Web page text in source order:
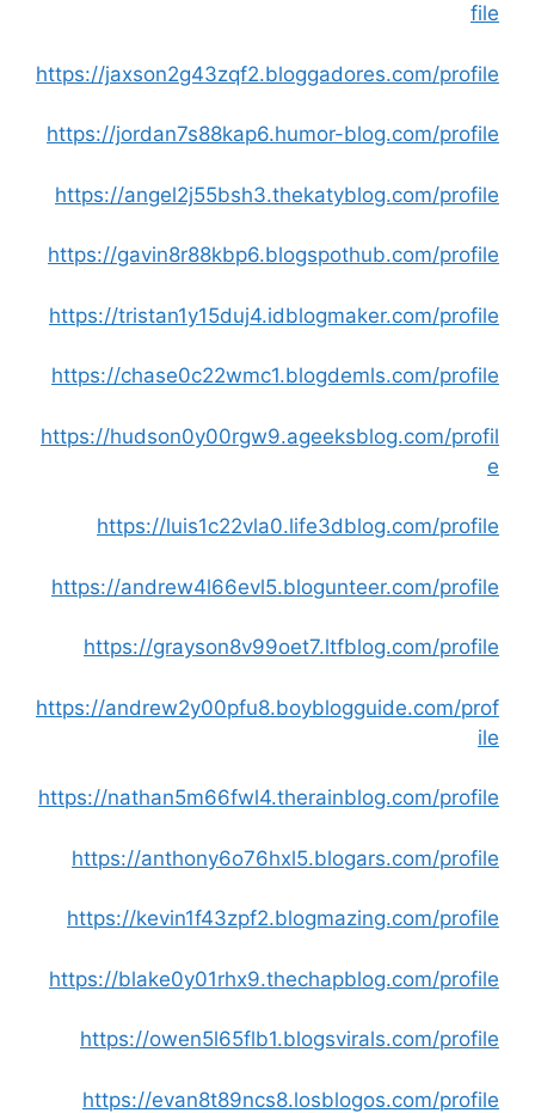
file
https://jaxson2g43zqf2.bloggadores.com/profile
https://jordan7s88kap6.humor-blog.com/profile
https://angel2j55bsh3.thekatyblog.com/profile
https://gavin8r88kbp6.blogspothub.com/profile
https://tristan1y15duj4.idblogmaker.com/profile
https://chase0c22wmc1.blogdemls.com/profile
https://hudson0y00rgw9.ageeksblog.com/profil
e
https://luis1c22vla0.life3dblog.com/profile
https://andrew4l66evl5.blogunteer.com/profile
https://grayson8v99oet7.ltfblog.com/profile
https://andrew2y00pfu8.boyblogguide.com/prof
ile
https://nathan5m66fwl4.therainblog.com/profile
https://anthony6o76hxl5.blogars.com/profile
https://kevin1f43zpf2.blogmazing.com/profile
https://blake0y01rhx9.thechapblog.com/profile
https://owen5l65flb1.blogsvirals.com/profile
https://evan8t89ncs8.losblogos.com/profile